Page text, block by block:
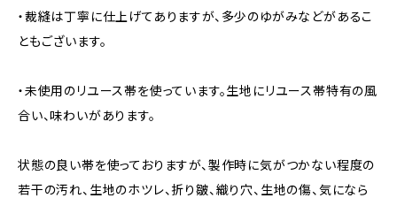
・裁縫は丁寧に仕上げてありますが、多少のゆがみなどがあるこ
ともございます。
・未使用のリユース帯を使っています。生地にリユース帯特有の風
合い、味わいがあります。
状態の良い帯を使っておりますが、製作時に気がつかない程度の
若干の汚れ、生地のホツレ、折り皺、織り穴、生地の傷、気になら